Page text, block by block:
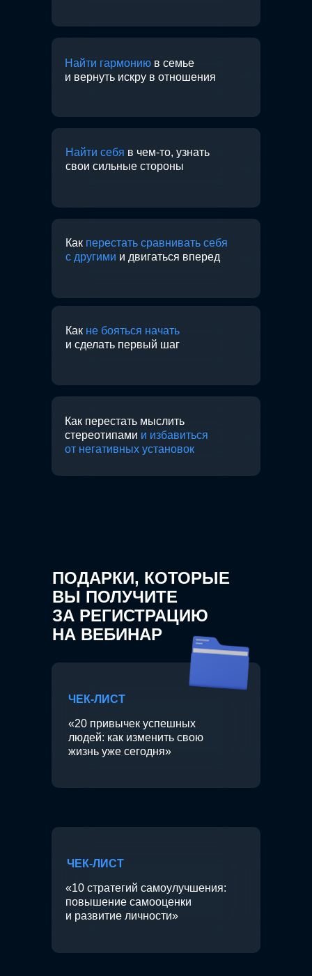
Найти гармонию в семье
и вернуть искру в отношения
Найти себя в чем-то, узнать
свои сильные стороны
Как перестать сравнивать себя
с другими и двигаться вперед
Как не бояться начать
и сделать первый шаг
Как перестать мыслить
стереотипами и избавиться
от негативных установок
ПОДАРКИ, КОТОРЫЕ
ВЫ ПОЛУЧИТЕ
ЗА РЕГИСТРАЦИЮ
НА ВЕБИНАР
ЧЕК-ЛИСТ
«20 привычек успешных
людей: как изменить свою
жизнь уже сегодня»
ЧЕК-ЛИСТ
«10 стратегий самоулучшения:
повышение самооценки
и развитие личности»